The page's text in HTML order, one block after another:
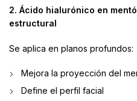
2. Ácido hialurónico en
estructural
Se aplica en planos profundos:
Mejora la proyección del
Define el perfil facial